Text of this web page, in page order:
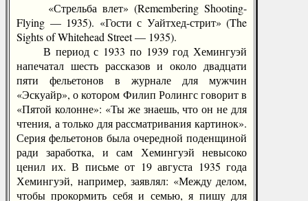
«Стрельба влет» (Remembering Shooting-
Flying — 1935). «Гости с Уайтхед-стрит» (The
Sights of Whitehead Street — 1935).
В период с 1933 по 1939 год Хемингуэй
напечатал шесть рассказов и около двадцати
пяти фельетонов в журнале для мужчин
«Эскуайр», о котором Филип Ролингс говорит в
«Пятой колонне»: «Ты же знаешь, что он не для
чтения, а только для рассматривания картинок».
Серия фельетонов была очередной поденщиной
ради заработка, и сам Хемингуэй невысоко
ценил их. В письме от 19 августа 1935 года
Хемингуэй, например, заявлял: «Между делом,
чтобы прокормить себя и семью, я пишу для